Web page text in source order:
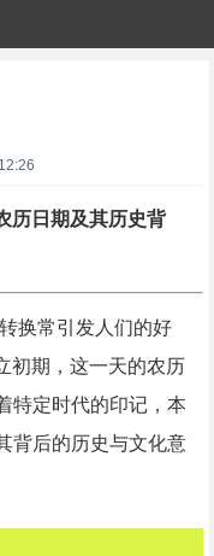
历日期及其历史背
换常引发人们的好
初期，这一天的农历
特定时代的印记，本
背后的历史与文化意